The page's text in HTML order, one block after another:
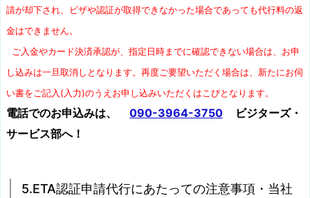
請が却下され、ビザや認証が取得できなかった場合であっても代行料の返
金はできません。
ご入金やカード決済承認が、指定日時までに確認できない場合は、お申
し込みは一旦取消しとなります。再度ご要望いただく場合は、新たにお伺
い書をご記入(入力)のうえお申し込みいただくはこびとなります。
電話でのお申込みは、 090-3964-3750
ビジターズ・
サービス部へ！
5.ETA認証申請代行にあたっての注意事項・当社